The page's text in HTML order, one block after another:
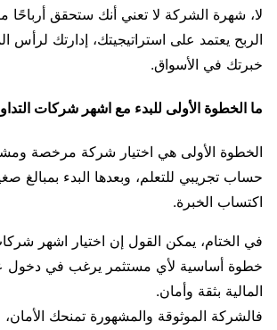
لا، شهرة الشركة لا تعني أنك ستحقق أرباحًا
الربح يعتمد على استراتيجيتك، إدارتك لرأس
خبرتك في الأسواق.
ما الخطوة الأولى للبدء مع اشهر شركات
الخطوة الأولى هي اختيار شركة مرخصة
حساب تجريبي للتعلم، وبعدها البدء بمبالغ
اكتساب الخبرة.
في الختام، يمكن القول إن اختيار اشهر
خطوة أساسية لأي مستثمر يرغب في دخول
المالية بثقة وأمان.
فالشركة الموثوقة والمشهورة تمنحك الأمان،